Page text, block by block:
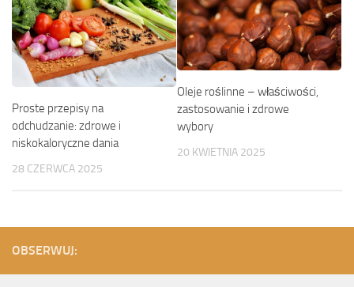
Proste przepisy na
odchudzanie: zdrowe i
niskokaloryczne dania
28 CZERWCA 2025
Oleje roślinne – właściwości,
zastosowanie i zdrowe
wybory
20 KWIETNIA 2025
OBSERWUJ: